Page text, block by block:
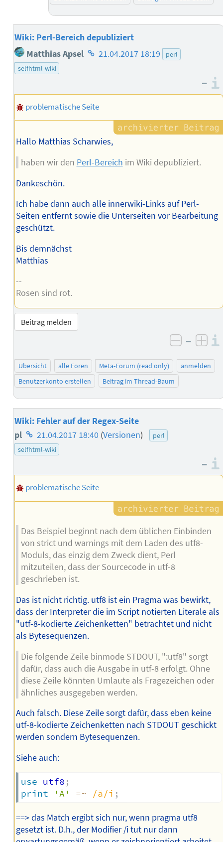
Wiki: Perl-Bereich depubliziert
Matthias Apsel Homepage
21.04.2017 18:19
perl
selfhtml-wiki
–
problematische Seite
Hallo Matthias Scharwies,
haben wir den Perl-Bereich im Wiki depubliziert.
Dankeschön.
Ich habe dann auch alle innerwiki-Links auf Perl-
Seiten entfernt sowie die Unterseiten vor Bearbeitung
geschützt.
Bis demnächst
Matthias
--
Rosen sind rot.
Beitrag melden
negativ
–
Übersicht alle Foren Meta-Forum (read only)
anmelden
Benutzerkonto erstellen
Beitrag im Thread-Baum
Wiki: Fehler auf der Regex-Seite
pl Homepage
des
21.04.2017 18:40 (Versionen)
perl
selfhtml-wiki
–
problematische Seite
Das Beispiel beginnt nach dem üblichen Einbinden
von strict und warnings mit dem Laden des utf8-
Moduls, das einzig dem Zweck dient, Perl
mitzuteilen, dass der Sourcecode in utf-8
geschrieben ist.
Das ist nicht richtig. utf8 ist ein Pragma was bewirkt,
dass der Interpreter die im Script notierten Literale als
"utf-8-kodierte Zeichenketten" betrachtet und nicht
als Bytesequenzen.
Die folgende Zeile binmode STDOUT, ":utf8" sorgt
dafür, dass auch die Ausgabe in utf-8 erfolgt. Ohne
diese Zeile könnten Umlaute als Fragezeichen oder
ähnliches ausgegeben werden.
Auch falsch. Diese Zeile sorgt dafür, dass eben keine
utf-8-kodierte Zeichenketten nach STDOUT geschickt
werden sondern Bytesequenzen.
Siehe auch:
use utf8 ;
print
'Ä' =~ /ä/i ;
==> das Match ergibt sich nur, wenn pragma utf8
gesetzt ist. D.h., der Modifier /i tut nur dann